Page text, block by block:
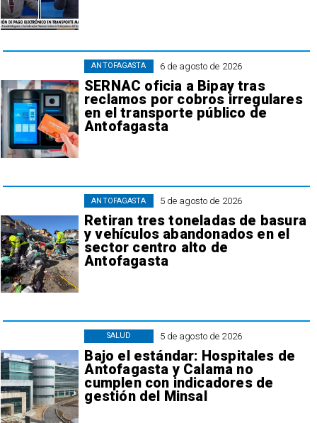
6 de agosto de 2026
SERNAC oficia a Bipay tras
reclamos por cobros irregulares
en el transporte público de
Antofagasta
ANTOFAGASTA
5 de agosto de 2026
Retiran tres toneladas de basura
y vehículos abandonados en el
sector centro alto de
Antofagasta
ANTOFAGASTA
5 de agosto de 2026
Bajo el estándar: Hospitales de
Antofagasta y Calama no
cumplen con indicadores de
gestión del Minsal
SALUD